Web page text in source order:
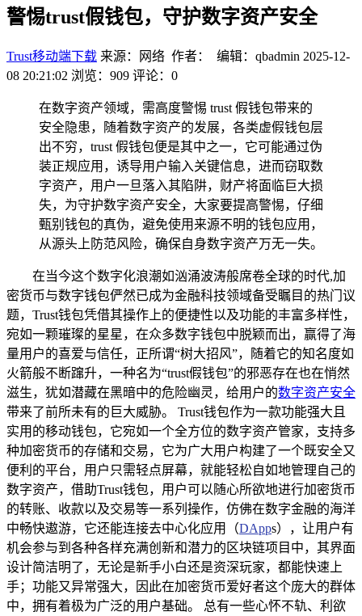
警惕trust假钱包，守护数字资产安全
Trust移动端下载 来源：网络 作者： 编辑：qbadmin 2025-12-
08 20:21:02 浏览：909 评论：0
在数字资产领域，需高度警惕 trust 假钱包带来的
安全隐患，随着数字资产的发展，各类虚假钱包层
出不穷，trust 假钱包便是其中之一，它可能通过伪
装正规应用，诱导用户输入关键信息，进而窃取数
字资产，用户一旦落入其陷阱，财产将面临巨大损
失，为守护数字资产安全，大家要提高警惕，仔细
甄别钱包的真伪，避免使用来源不明的钱包应用，
从源头上防范风险，确保自身数字资产万无一失。
在当今这个数字化浪潮如汹涌波涛般席卷全球的时代,加
密货币与数字钱包俨然已成为金融科技领域备受瞩目的热门议
题，Trust钱包凭借其操作上的便捷性以及功能的丰富多样性，
宛如一颗璀璨的星星，在众多数字钱包中脱颖而出，赢得了海
量用户的喜爱与信任，正所谓“树大招风”，随着它的知名度如
火箭般不断蹿升，一种名为“trust假钱包”的邪恶存在也在悄然
滋生，犹如潜藏在黑暗中的危险幽灵，给用户的数字资产安全
带来了前所未有的巨大威胁。 Trust钱包作为一款功能强大且
实用的移动钱包，它宛如一个全方位的数字资产管家，支持多
种加密货币的存储和交易，它为广大用户构建了一个既安全又
便利的平台，用户只需轻点屏幕，就能轻松自如地管理自己的
数字资产，借助Trust钱包，用户可以随心所欲地进行加密货币
的转账、收款以及交易等一系列操作，仿佛在数字金融的海洋
中畅快遨游，它还能连接去中心化应用（DApps），让用户有
机会参与到各种各样充满创新和潜力的区块链项目中，其界面
设计简洁明了，无论是新手小白还是资深玩家，都能快速上
手；功能又异常强大，因此在加密货币爱好者这个庞大的群体
中，拥有着极为广泛的用户基础。 总有一些心怀不轨、利欲